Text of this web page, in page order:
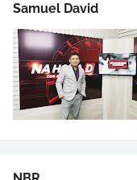
Samuel David